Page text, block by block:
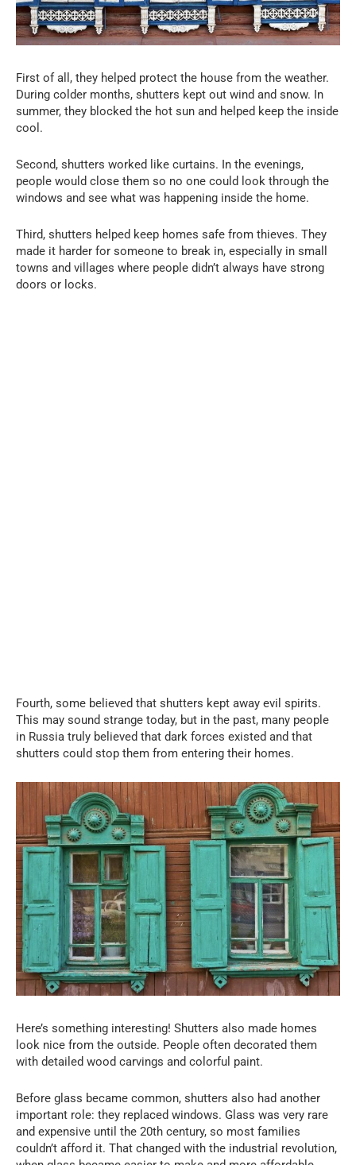
First of all, they helped protect the house from the weather.
During colder months, shutters kept out wind and snow. In
summer, they blocked the hot sun and helped keep the inside
cool.
Second, shutters worked like curtains. In the evenings,
people would close them so no one could look through the
windows and see what was happening inside the home.
Third, shutters helped keep homes safe from thieves. They
made it harder for someone to break in, especially in small
towns and villages where people didn’t always have strong
doors or locks.
Fourth, some believed that shutters kept away evil spirits.
This may sound strange today, but in the past, many people
in Russia truly believed that dark forces existed and that
shutters could stop them from entering their homes.
Here’s something interesting! Shutters also made homes
look nice from the outside. People often decorated them
with detailed wood carvings and colorful paint.
Before glass became common, shutters also had another
important role: they replaced windows. Glass was very rare
and expensive until the 20th century, so most families
couldn’t afford it. That changed with the industrial revolution,